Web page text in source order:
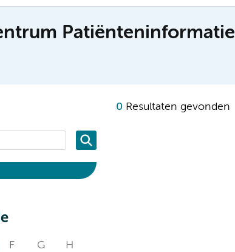
Patiënteninformatie
F G H
0 Resultaten gevonden